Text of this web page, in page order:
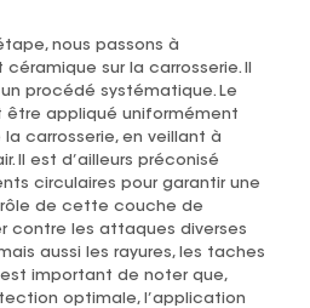
nous passons à
sur la carrosserie. Il
procédé systématique. Le
appliqué uniformément
carrosserie, en veillant à
Il est d’ailleurs préconisé
circulaires pour garantir une
de cette couche de
contre les attaques diverses
aussi les rayures, les taches
important de noter que,
optimale, l’application